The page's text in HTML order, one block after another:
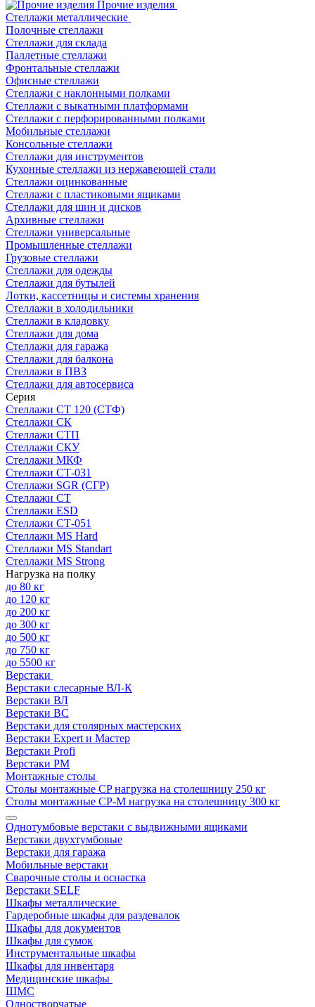
Прочие изделия
Стеллажи металлические
Полочные стеллажи
Стеллажи для склада
Паллетные стеллажи
Фронтальные стеллажи
Офисные стеллажи
Стеллажи с наклонными полками
Стеллажи с выкатными платформами
Стеллажи с перфорированными полками
Мобильные стеллажи
Консольные стеллажи
Стеллажи для инструментов
Кухонные стеллажи из нержавеющей стали
Стеллажи оцинкованные
Стеллажи с пластиковыми ящиками
Стеллажи для шин и дисков
Архивные стеллажи
Стеллажи универсальные
Промышленные стеллажи
Грузовые стеллажи
Стеллажи для одежды
Стеллажи для бутылей
Лотки, кассетницы и системы хранения
Стеллажи в холодильники
Стеллажи в кладовку
Стеллажи для дома
Стеллажи для гаража
Стеллажи для балкона
Стеллажи в ПВЗ
Стеллажи для автосервиса
Серия
Стеллажи СТ 120 (СТФ)
Стеллажи СК
Стеллажи СТП
Стеллажи СКУ
Стеллажи МКФ
Стеллажи СТ-031
Стеллажи SGR (СГР)
Стеллажи СТ
Стеллажи ESD
Стеллажи СТ-051
Стеллажи MS Hard
Стеллажи MS Standart
Стеллажи MS Strong
Нагрузка на полку
до 80 кг
до 120 кг
до 200 кг
до 300 кг
до 500 кг
до 750 кг
до 5500 кг
Верстаки
Верстаки слесарные ВЛ-К
Верстаки ВЛ
Верстаки ВС
Верстаки для столярных мастерских
Верстаки Expert и Мастер
Верстаки Profi
Верстаки РМ
Монтажные столы
Столы монтажные СP нагрузка на столешницу 250 кг
Столы монтажные СР-М нагрузка на столешницу 300 кг
Однотумбовые верстаки с выдвижными ящиками
Верстаки двухтумбовые
Верстаки для гаража
Мобильные верстаки
Сварочные столы и оснастка
Верстаки SELF
Шкафы металлические
Гардеробные шкафы для раздевалок
Шкафы для документов
Шкафы для сумок
Инструментальные шкафы
Шкафы для инвентаря
Медицинские шкафы
ШМС
Одностворчатые